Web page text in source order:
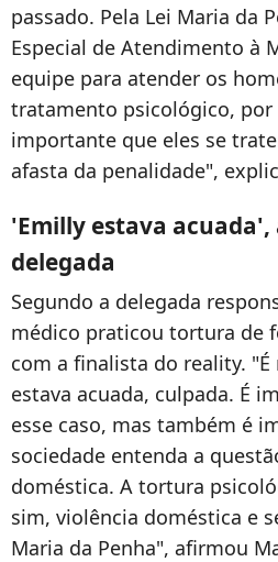
passado. Pela Lei Maria da
Especial de Atendimento à
equipe para atender os
tratamento psicológico, por
importante que eles se
afasta da penalidade",
'Emilly estava
delegada
Segundo a delegada
médico praticou tortura de
com a finalista do reality.
estava acuada, culpada. É
esse caso, mas também é
sociedade entenda a
doméstica. A tortura
sim, violência doméstica e
Maria da Penha", afirmou